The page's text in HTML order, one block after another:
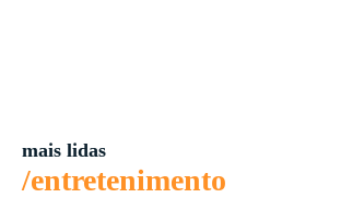
mais lidas
/entretenimento